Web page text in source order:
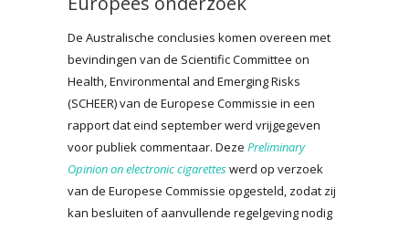
De Australische conclusies komen overeen met
bevindingen van de Scientific Committee on
Health, Environmental and Emerging Risks
(SCHEER) van de Europese Commissie in een
rapport dat eind september werd vrijgegeven
voor publiek commentaar. Deze Preliminary
Opinion on electronic cigaretteswerd op verzoek
van de Europese Commissie opgesteld, zodat zij
kan besluiten of aanvullende regelgeving nodig